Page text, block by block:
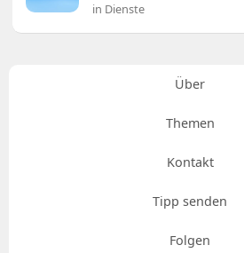
in Dienste
Über
Themen
Kontakt
Tipp senden
Folgen